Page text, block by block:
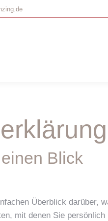
Blick
Überblick darüber,
mit denen Sie